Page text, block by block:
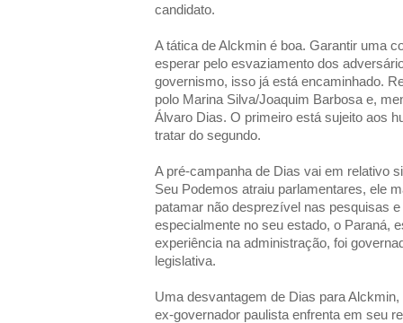
candidato.
A tática de Alckmin é boa. Garantir uma
esperar pelo esvaziamento dos
governismo, isso já está encaminhado.
polo Marina Silva/Joaquim Barbosa e,
Álvaro Dias. O primeiro está sujeito aos
tratar do segundo.
A pré-campanha de Dias vai em relativo
Seu Podemos atraiu parlamentares, ele
patamar não desprezível nas pesquisas
especialmente no seu estado, o Paraná,
experiência na administração, foi
legislativa.
Uma desvantagem de Dias para
ex-governador paulista enfrenta em seu